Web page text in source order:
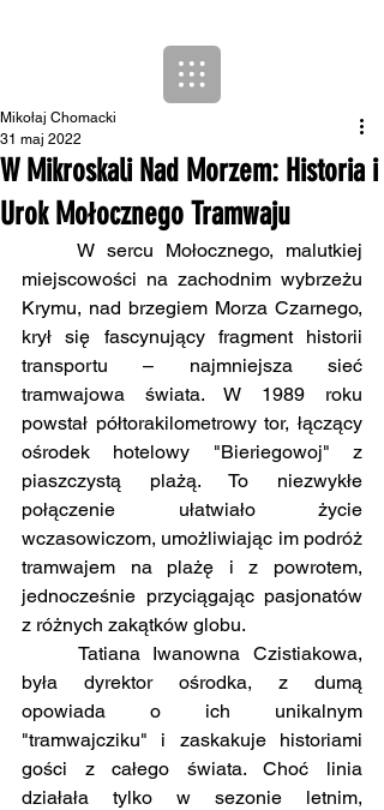
W Mikroskali Nad Morzem: Historia i
Urok Mołocznego Tramwaju
Mikołaj Chomacki
31 maj 2022
miejscowości na zachodnim wybrzeżu
Krymu, nad brzegiem Morza Czarnego,
krył się fascynujący fragment historii
transportu – najmniejsza sieć
tramwajowa świata. W 1989 roku
powstał półtorakilometrowy tor, łączący
ośrodek hotelowy "Bieriegowoj" z
piaszczystą plażą. To niezwykłe
połączenie ułatwiało życie
wczasowiczom, umożliwiając im podróż
tramwajem na plażę i z powrotem,
jednocześnie przyciągając pasjonatów
z różnych zakątków globu.
była dyrektor ośrodka, z dumą
opowiada o ich unikalnym
"tramwajcziku" i zaskakuje historiami
gości z całego świata. Choć linia
działała tylko w sezonie letnim,